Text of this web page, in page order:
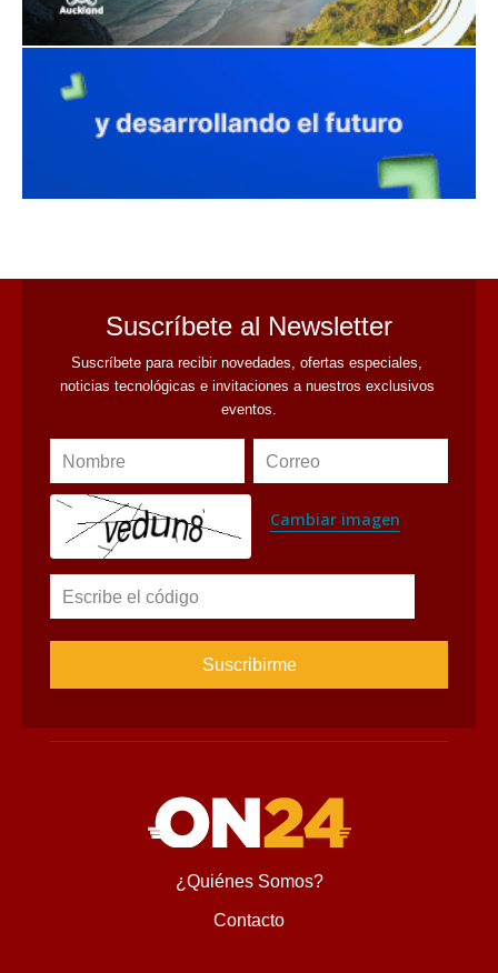
Suscríbete al Newsletter
Suscríbete para recibir novedades, ofertas especiales,
noticias tecnológicas e invitaciones a nuestros exclusivos
eventos.
Nombre Correo
Cambiar imagen
Escribe el código
¿Quiénes Somos?
Contacto